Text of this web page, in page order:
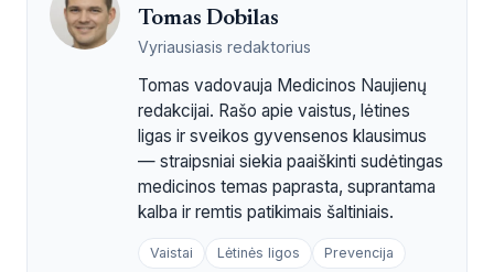
Tomas Dobilas
Vyriausiasis redaktorius
Tomas vadovauja Medicinos Naujienų
redakcijai. Rašo apie vaistus, lėtines
ligas ir sveikos gyvensenos klausimus
— straipsniai siekia paaiškinti sudėtingas
medicinos temas paprasta, suprantama
kalba ir remtis patikimais šaltiniais.
Vaistai Lėtinės ligos Prevencija